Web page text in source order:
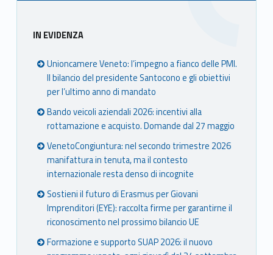
Sidebar
IN EVIDENZA
Unioncamere Veneto: l’impegno a fianco delle PMI.
Il bilancio del presidente Santocono e gli obiettivi
per l’ultimo anno di mandato
Bando veicoli aziendali 2026: incentivi alla
rottamazione e acquisto. Domande dal 27 maggio
VenetoCongiuntura: nel secondo trimestre 2026
manifattura in tenuta, ma il contesto
internazionale resta denso di incognite
Sostieni il futuro di Erasmus per Giovani
Imprenditori (EYE): raccolta firme per garantirne il
riconoscimento nel prossimo bilancio UE
Formazione e supporto SUAP 2026: il nuovo